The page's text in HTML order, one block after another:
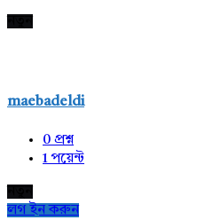
maebadeldi
0 প্রশ্ন
1পয়েন্ট
লগ ইন করুন